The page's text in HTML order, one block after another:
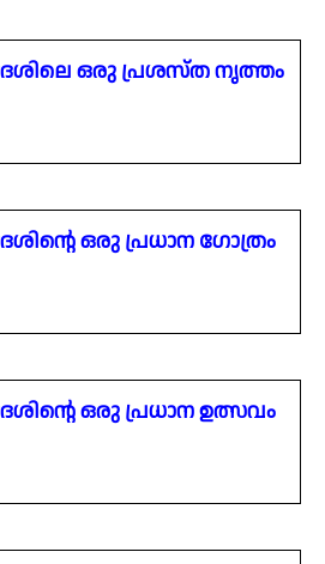
ഒരു പ്രശസ്ത നൃത്തം
ഒരു പ്രധാന ഗോത്രം
ഒരു പ്രധാന ഉത്സവം